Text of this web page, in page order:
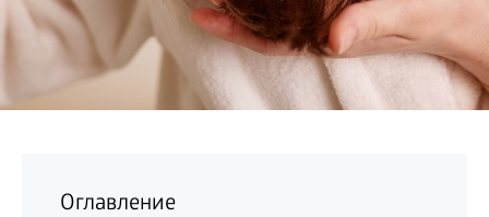
Оглавление